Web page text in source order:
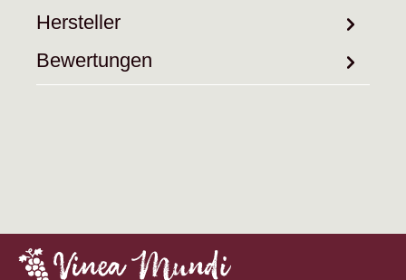
Hersteller
Bewertungen